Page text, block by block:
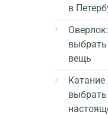
в
вещь
выбрать